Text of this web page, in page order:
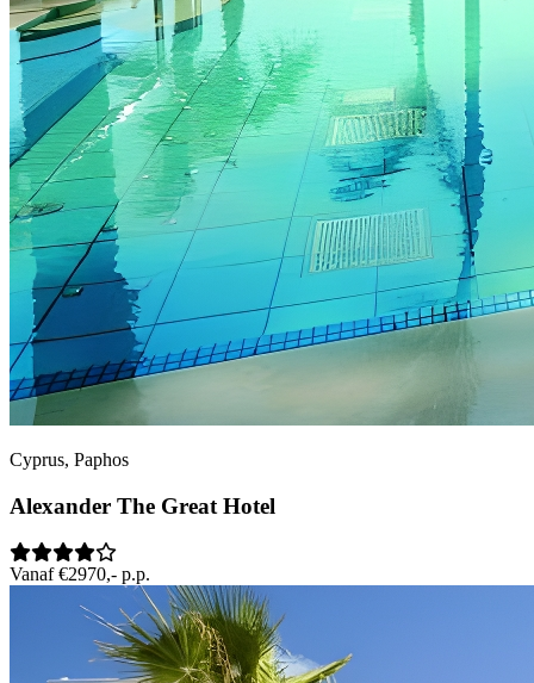
Cyprus, Paphos
Alexander The Great Hotel
Vanaf €2970,- p.p.